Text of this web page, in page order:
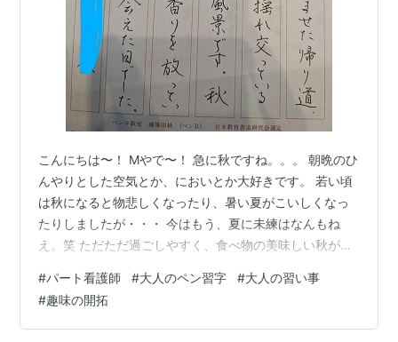
こんにちは〜！ Mやで〜！ 急に秋ですね。。。 朝晩のひ
んやりとした空気とか、においとか大好きです。 若い頃
は秋になると物悲しくなったり、暑い夏がこいしくなっ
たりしましたが・・・ 今はもう、夏に未練はなんもね
え。笑 ただただ過ごしやすく、食べ物の美味しい秋が大
太刀魚・さんま 日本にうまれてよかった。 本当にありが
とうございます。 さて、最近のわたし。 仕事はいつも通
り午前中に終え、子供が帰ってくるまでの間 ペン習字の
#パート看護師 #大人のペン習字 #大人の習い事
#趣味の開拓